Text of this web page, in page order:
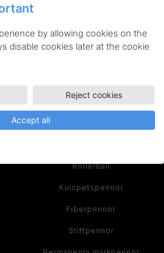
för innovativa skrivredskap,
tillbehör av högsta kvalitet. När du
Pentel får du ett verktyg du kan
om Pentel >
PRODUKTER
Rollerball
Kulspetspennor
Fiberpennor
Stiftpennor
by allowing cookies on the
disable cookies later at the cookie
Reject cookies
Accept all